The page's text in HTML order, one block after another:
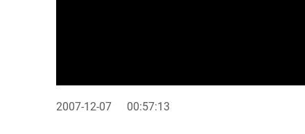
2007-12-07 00:57:13